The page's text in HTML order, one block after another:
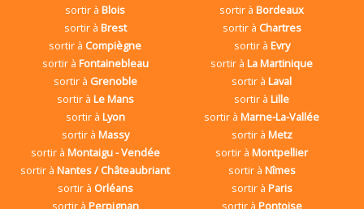
sortir àBlois sortir àBordeaux
sortir à Brest sortir à Chartres
sortir à Compiègne sortir à Evry
sortir à Fontainebleau sortir àLa Martinique
sortir à Grenoble sortir àLaval
sortir à Le Mans sortir àLille
sortir à Lyon sortir àMarne-La-Vallée
sortir à Massy sortir à Metz
sortir à Montaigu - Vendée sortir àMontpellier
sortir àNantes / Châteaubriant sortir à Nîmes
sortir à Orléans sortir à Paris
sortir à Perpignan sortir à Pontoise